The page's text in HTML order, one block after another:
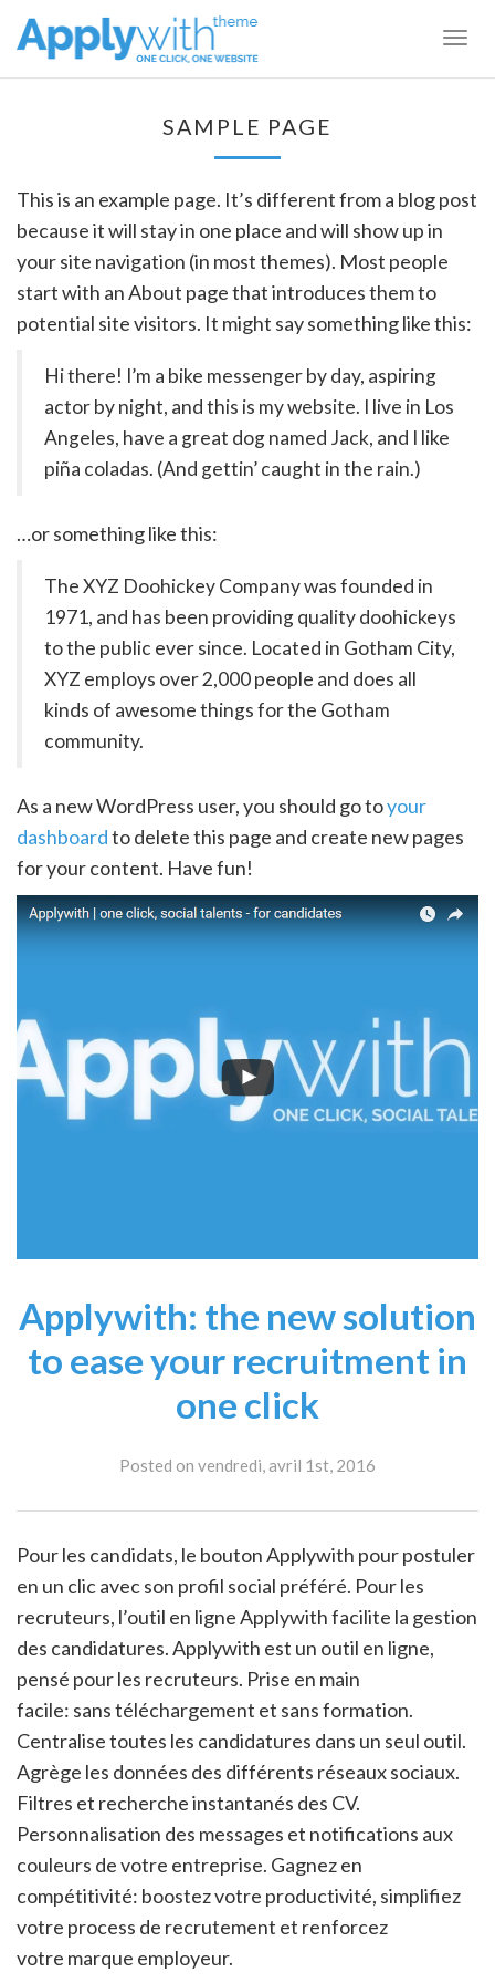
SAMPLE PAGE
This is an example page. It’s different from a blog post
because it will stay in one place and will show up in
your site navigation (in most themes). Most people
start with an About page that introduces them to
potential site visitors. It might say something like this:
Hi there! I’m a bike messenger by day, aspiring
actor by night, and this is my website. I live in Los
Angeles, have a great dog named Jack, and I like
piña coladas. (And gettin’ caught in the rain.)
…or something like this:
The XYZ Doohickey Company was founded in
1971, and has been providing quality doohickeys
to the public ever since. Located in Gotham City,
XYZ employs over 2,000 people and does all
kinds of awesome things for the Gotham
community.
As a new WordPress user, you should go toyour
dashboardto delete this page and create new pages
for your content. Have fun!
Applywith: the new solution
to ease your recruitment in
one click
Posted on vendredi, avril 1st, 2016
Pour les candidats, le bouton Applywith pour postuler
en un clic avec son profil social préféré. Pour les
recruteurs, l’outil en ligne Applywith facilite la gestion
des candidatures. Applywith est un outil en ligne,
pensé pour les recruteurs. Prise en main
facile: sans téléchargement et sans formation.
Centralise toutes les candidatures dans un seul outil.
Agrège les données des différents réseaux sociaux.
Filtres et recherche instantanés des CV.
Personnalisation des messages et notifications aux
couleurs de votre entreprise. Gagnez en
compétitivité: boostez votre productivité, simplifiez
votre process de recrutement et renforcez
votre marque employeur.